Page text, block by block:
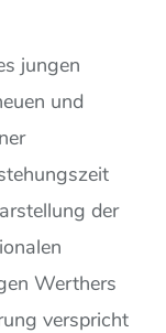
jungen
und
der
Werthers
verspricht